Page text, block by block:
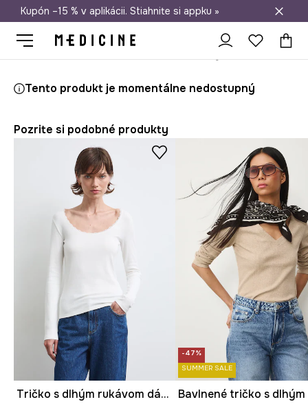
Doprava zadarmo od 50 €
Kupón –15 % v aplikácii. Stiahnite si appku »
Tento produkt je momentálne nedostupný
Pozrite si podobné produkty
Tričko s dlhým rukávom dámske s čipkovanými detailmi
-47%
SUMMER SALE